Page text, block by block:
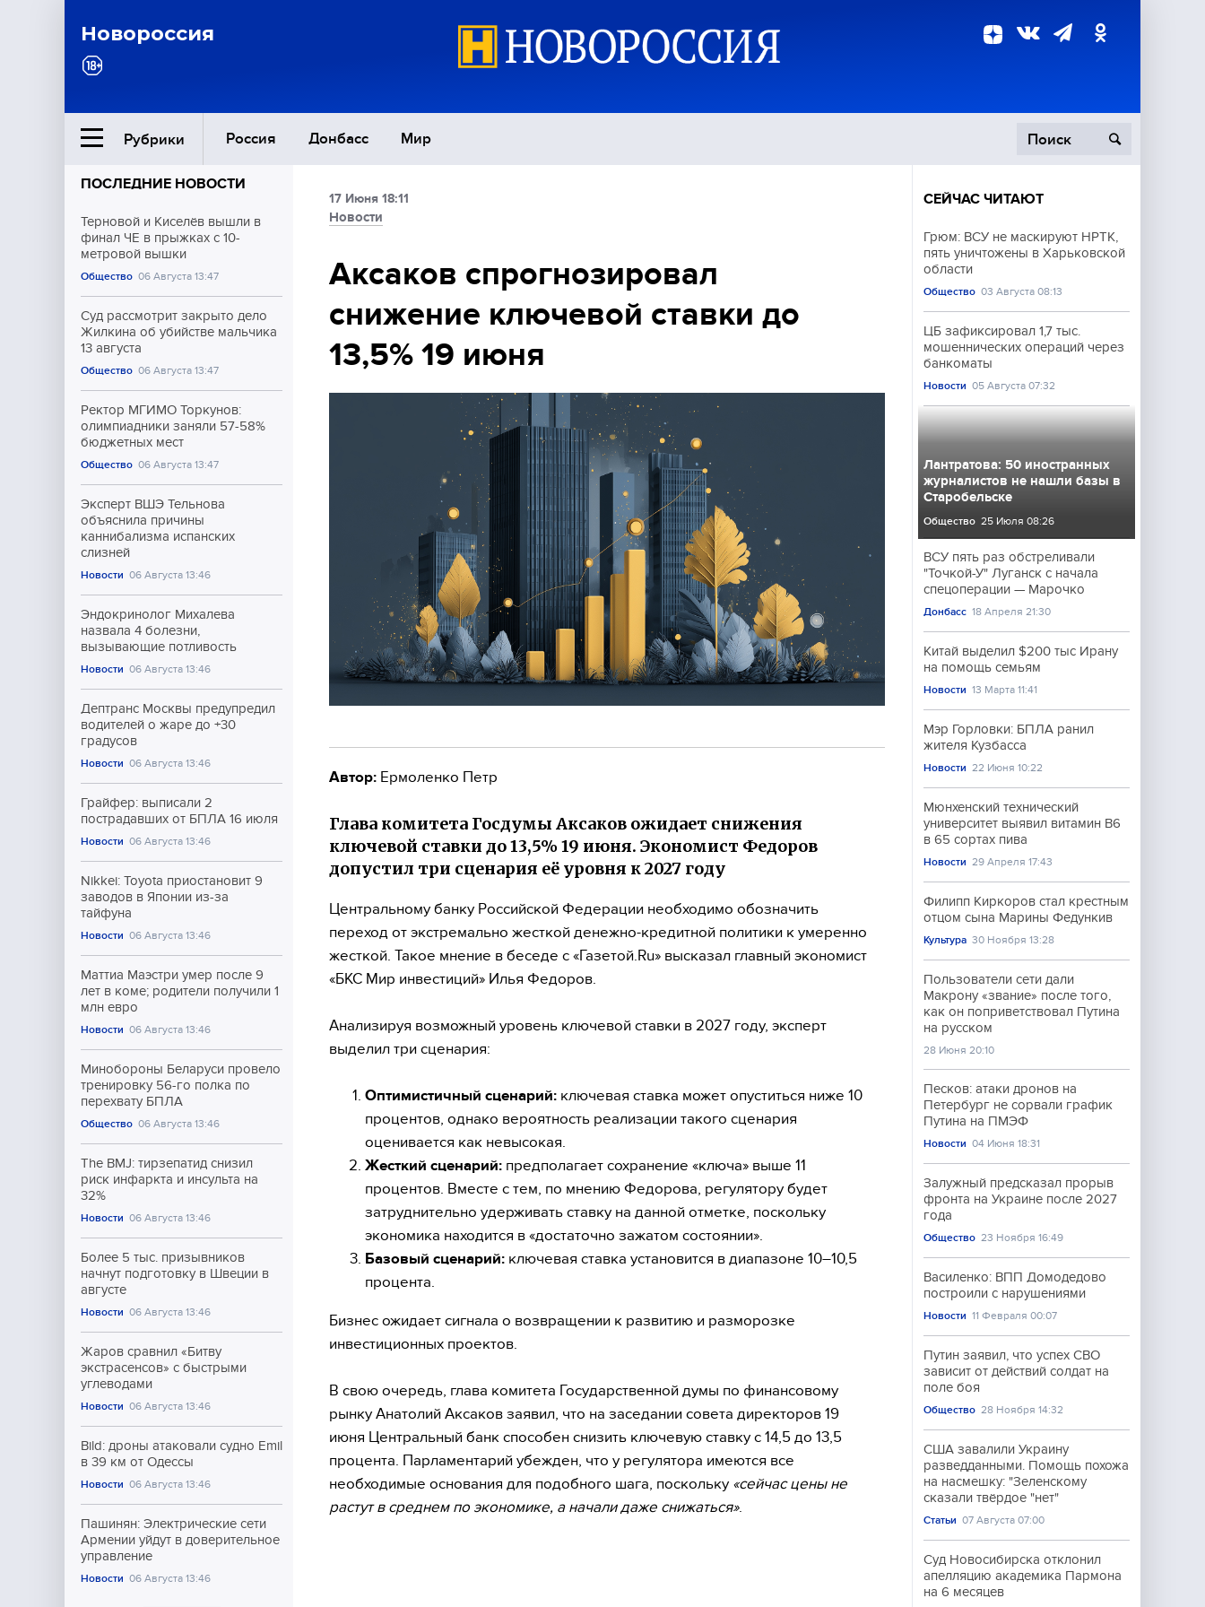
Новороссия
Рубрики Россия Донбасс Мир
Ближний Восток
Общество
Экономика
Происшествия
Культура
Спорт
ПОСЛЕДНИЕ НОВОСТИ
Терновой и Киселёв вышли в
финал ЧЕ в прыжках с 10-
метровой вышки
Общество 06 Августа 13:47
Суд рассмотрит закрыто дело
Жилкина об убийстве мальчика
13 августа
Общество 06 Августа 13:47
Ректор МГИМО Торкунов:
олимпиадники заняли 57-58%
бюджетных мест
Общество 06 Августа 13:47
Эксперт ВШЭ Тельнова
объяснила причины
каннибализма испанских
слизней
Новости 06 Августа 13:46
Эндокринолог Михалева
назвала 4 болезни,
вызывающие потливость
Новости 06 Августа 13:46
Дептранс Москвы предупредил
водителей о жаре до +30
градусов
Новости 06 Августа 13:46
Грайфер: выписали 2
пострадавших от БПЛА 16 июля
Новости 06 Августа 13:46
Nikkei: Toyota приостановит 9
заводов в Японии из-за
тайфуна
Новости 06 Августа 13:46
Маттиа Маэстри умер после 9
лет в коме; родители получили 1
млн евро
Новости 06 Августа 13:46
Минобороны Беларуси провело
тренировку 56-го полка по
перехвату БПЛА
Общество 06 Августа 13:46
The BMJ: тирзепатид снизил
риск инфаркта и инсульта на
32%
Новости 06 Августа 13:46
Более 5 тыс. призывников
начнут подготовку в Швеции в
августе
Новости 06 Августа 13:46
Жаров сравнил «Битву
экстрасенсов» с быстрыми
углеводами
Новости 06 Августа 13:46
Bild: дроны атаковали судно Emil
в 39 км от Одессы
Новости 06 Августа 13:46
Пашинян: Электрические сети
Армении уйдут в доверительное
управление
Новости 06 Августа 13:46
17 Июня 18:11
Новости
Аксаков спрогнозировал
снижение ключевой ставки до
13,5% 19 июня
Автор: Ермоленко Петр
Глава комитета Госдумы Аксаков ожидает снижения
ключевой ставки до 13,5% 19 июня. Экономист Федоров
допустил три сценария её уровня к 2027 году
Центральному банку Российской Федерации необходимо обозначить
переход от экстремально жесткой денежно-кредитной политики к умеренно
жесткой. Такое мнение в беседе с «Газетой.Ru» высказал главный экономист
«БКС Мир инвестиций» Илья Федоров.
Анализируя возможный уровень ключевой ставки в 2027 году, эксперт
выделил три сценария:
Оптимистичный сценарий: ключевая ставка может опуститься ниже 10
процентов, однако вероятность реализации такого сценария
оценивается как невысокая.
Жесткий сценарий: предполагает сохранение «ключа» выше 11
процентов. Вместе с тем, по мнению Федорова, регулятору будет
затруднительно удерживать ставку на данной отметке, поскольку
экономика находится в «достаточно зажатом состоянии».
Базовый сценарий: ключевая ставка установится в диапазоне 10–10,5
процента.
Бизнес ожидает сигнала о возвращении к развитию и разморозке
инвестиционных проектов.
В свою очередь, глава комитета Государственной думы по финансовому
рынку Анатолий Аксаков заявил, что на заседании совета директоров 19
июня Центральный банк способен снизить ключевую ставку с 14,5 до 13,5
процента. Парламентарий убежден, что у регулятора имеются все
необходимые основания для подобного шага, поскольку «сейчас цены не
растут в среднем по экономике, а начали даже снижаться».
СЕЙЧАС ЧИТАЮТ
Грюм: ВСУ не маскируют НРТК,
пять уничтожены в Харьковской
области
Общество 03 Августа 08:13
ЦБ зафиксировал 1,7 тыс.
мошеннических операций через
банкоматы
Новости 05 Августа 07:32
Лантратова: 50 иностранных
журналистов не нашли базы в
Старобельске
Общество 25 Июля 08:26
ВСУ пять раз обстреливали
"Точкой-У" Луганск с начала
спецоперации — Марочко
Донбасс 18 Апреля 21:30
Китай выделил $200 тыс Ирану
на помощь семьям
Новости 13 Марта 11:41
Мэр Горловки: БПЛА ранил
жителя Кузбасса
Новости 22 Июня 10:22
Мюнхенский технический
университет выявил витамин B6
в 65 сортах пива
Новости 29 Апреля 17:43
Филипп Киркоров стал крестным
отцом сына Марины Федункив
Культура 30 Ноября 13:28
Пользователи сети дали
Макрону «звание» после того,
как он поприветствовал Путина
на русском
28 Июня 20:10
Песков: атаки дронов на
Петербург не сорвали график
Путина на ПМЭФ
Новости 04 Июня 18:31
Залужный предсказал прорыв
фронта на Украине после 2027
года
Общество 23 Ноября 16:49
Василенко: ВПП Домодедово
построили с нарушениями
Новости 11 Февраля 00:07
Путин заявил, что успех СВО
зависит от действий солдат на
поле боя
Общество 28 Ноября 14:32
США завалили Украину
разведданными. Помощь похожа
на насмешку: "Зеленскому
сказали твёрдое "нет"
Статьи 07 Августа 07:00
Суд Новосибирска отклонил
апелляцию академика Пармона
на 6 месяцев